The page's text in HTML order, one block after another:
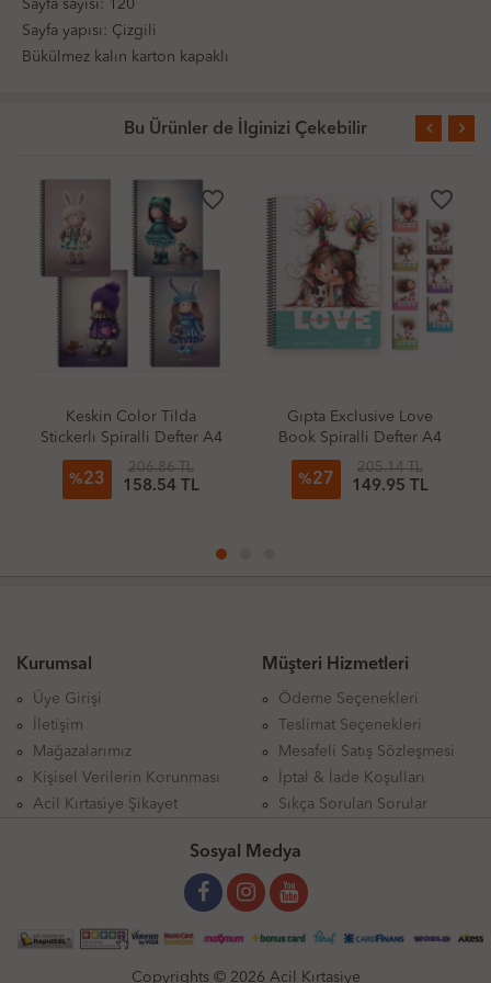
Sayfa sayısı: 120
Sayfa yapısı: Çizgili
Bükülmez kalın karton kapaklı
Bu Ürünler de İlginizi Çekebilir
favorite_border
Keskin Color Tilda
Stickerlı Spiralli Defter A4
80 Yaprak Kareli
%23
206.86 TL
158.54 TL
favorite_border
Gıpta Exclusive Love
Book Spiralli Defter A4
Büyük 80 Yaprak Çizgili
%27
205.14 TL
149.95 TL
Kurumsal
Üye Girişi
İletişim
Mağazalarımız
Kişisel Verilerin Korunması
Acil Kırtasiye Şikayet
Müşteri Hizmetleri
Ödeme Seçenekleri
Teslimat Seçenekleri
Mesafeli Satış Sözleşmesi
İptal & İade Koşulları
Sıkça Sorulan Sorular
Sosyal Medya
Copyrights © 2026 Acil Kırtasiye